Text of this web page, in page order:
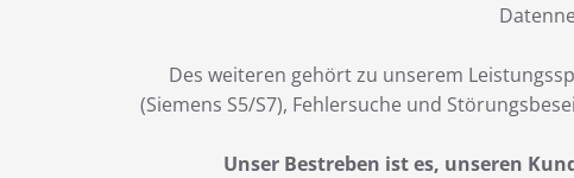
Des weiteren gehört zu unserem
(Siemens S5/S7), Fehlersuche und
Unser Bestreben ist es, unseren